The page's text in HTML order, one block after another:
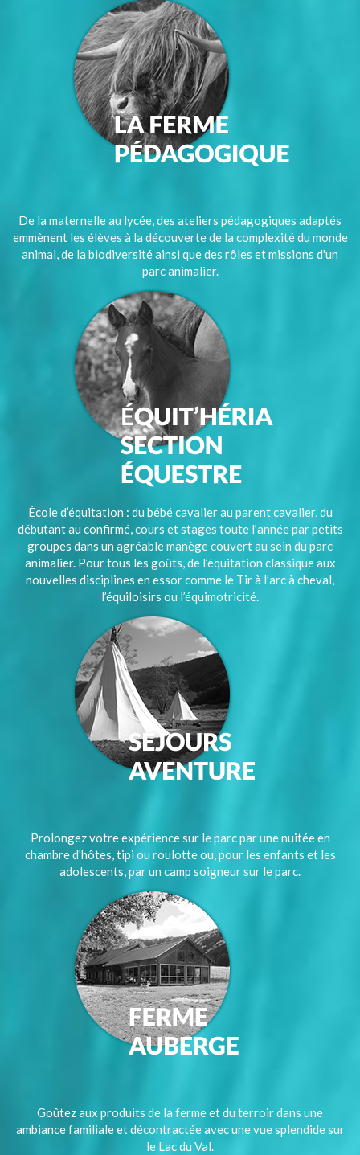
De la maternelle au lycée, des ateliers pédagogiques adaptés
emmènent les élèves à la découverte de la complexité du monde
animal, de la biodiversité ainsi que des rôles et missions d'un
parc animalier.
École d’équitation : du bébé cavalier au parent cavalier, du
débutant au confirmé, cours et stages toute l’année par petits
groupes dans un agréable manège couvert au sein du parc
animalier. Pour tous les goûts, de l’équitation classique aux
nouvelles disciplines en essor comme le Tir à l’arc à cheval,
l’équiloisirs ou l’équimotricité.
Prolongez votre expérience sur le parc par une nuitée en
chambre d'hôtes, tipi ou roulotte ou, pour les enfants et les
adolescents, par un camp soigneur sur le parc.
Goûtez aux produits de la ferme et du terroir dans une
ambiance familiale et décontractée avec une vue splendide sur
le Lac du Val.